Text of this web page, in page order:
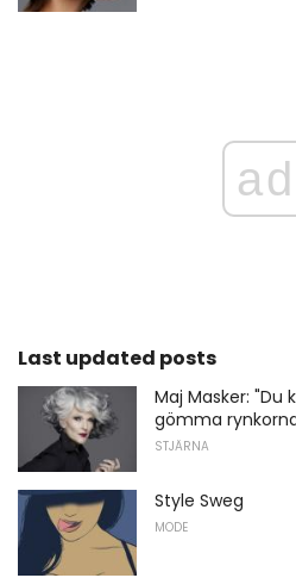
ad
Last updated posts
Maj Masker:
gömma
STJÄRNA
Style Sweg
MODE